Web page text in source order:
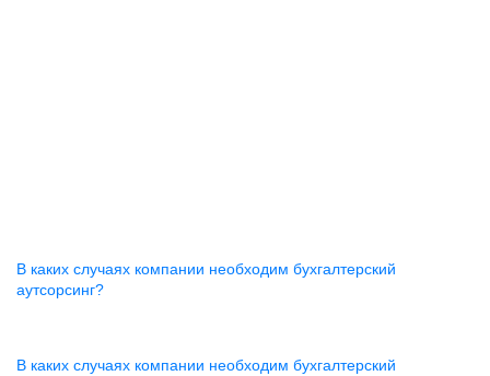
В каких случаях компании необходим бухгалтерский
аутсорсинг?
В каких случаях компании необходим бухгалтерский